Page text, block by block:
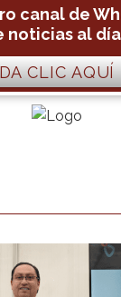
canal de
noticias al
CLIC AQUÍ